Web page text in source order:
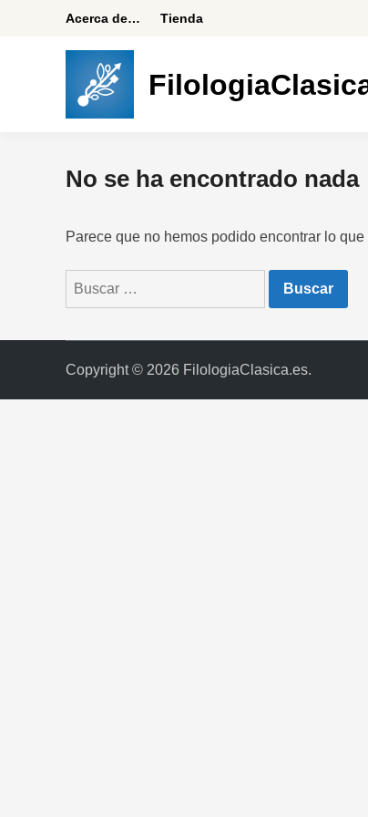
Acerca de… Tienda
No se ha encontrado nada
Parece que no hemos podido encontrar lo
Buscar:
Copyright © 2026 FilologiaClasica.es.